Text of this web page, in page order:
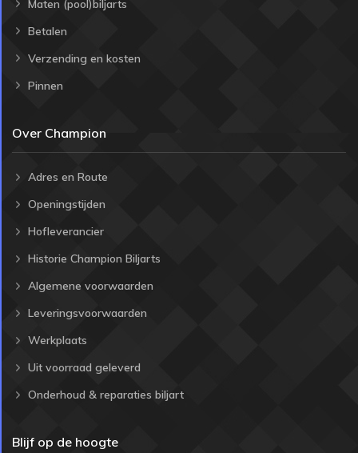
Maten (pool)biljarts
Betalen
Verzending en kosten
Pinnen
Over Champion
Adres en Route
Openingstijden
Hofleverancier
Historie Champion Biljarts
Algemene voorwaarden
Leveringsvoorwaarden
Werkplaats
Uit voorraad geleverd
Onderhoud & reparaties biljart
Blijf op de hoogte